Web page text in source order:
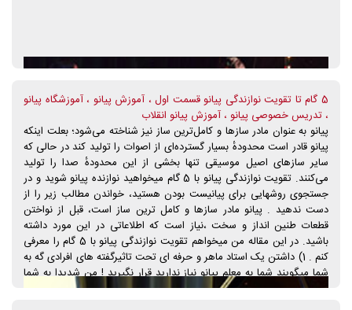
5 گام تا تقویت نوازندگی پیانو قسمت اول ، آموزش پیانو ، آموزشگاه پیانو
، تدریس خصوصی پیانو ، آموزش پیانو انقلاب
پیانو به عنوان مادر سازها و کامل‌ترین ساز نیز شناخته می‌شود؛ بعلت اینکه
پیانو قادر است محدودهٔ بسیار گسترده‌ای از اصوات را تولید کند در حالی که
سایر سازهای اصیل موسیقی تنها بخشی از این محدودهٔ صدا را تولید
می‌کنند. تقویت نوازندگی پیانو با 5 گام میخواهید نوازنده پیانو شوید و در
جستجوی روشهایی برای پیانیست بودن هستید، خواندن مطالب زیر را از
دست ندهید . پیانو مادر سازها و کامل ترین ساز است، قبل از نواختن
قطعات طنین انداز و سخت ،نیاز است که اطلاعاتی در این مورد داشته
باشید. در این مقاله من میخواهم تقویت نوازندگی پیانو با 5 گام را معرفی
کنم . 1) داشتن یک استاد ماهر و حرفه ای تحت تاثیرگفته های افرادی گه به
شما میگویند شما به معلم پیانو نیاز ندارید قرار نگیرید ! من شدیدا به شما
پیشنهاد میکنم که به دنبالیک معلم پیانوی واجد شرایط باشید ! چرا ؟ … نکته